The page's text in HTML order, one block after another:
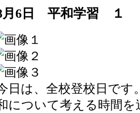
月6日 平和学習 １
日は、全校登校日です
について考える時間